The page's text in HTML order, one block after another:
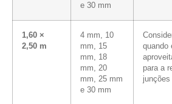
e 30 mm
1,60 ×
2,50 m
4 mm, 10
mm, 15
mm, 18
mm, 20
mm, 25 mm
e 30 mm
quando
para a
junções